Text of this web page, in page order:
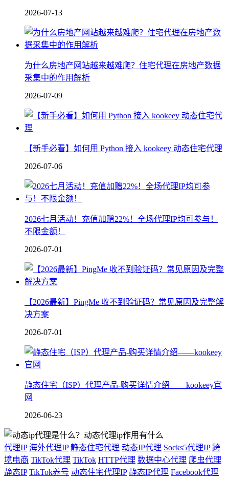
2026-07-13
为什么房地产网站越来越难爬？住宅代理在房地产数据
采集中的作用解析
2026-07-09
【新手必看】如何用 Python 接入 kookeey 动态住宅代理
2026-07-06
2026七月活动！充值加赠22%！全场代理IP均可参与！
不限金额！
2026-07-01
【2026最新】PingMe 收不到验证码？常见原因及完整解
决方案
2026-07-01
静态住宅（ISP）代理产品-购买详情介绍——kookeey官
网
2026-06-23
代理IP 海外代理IP 静态住宅代理 动态IP代理 Socks5代理IP 跨
境电商 TikTok代理 TikTok HTTP代理 数据中心代理 爬虫代理
静态IP TikTok养号 动态住宅代理IP 静态IP代理 Facebook代理